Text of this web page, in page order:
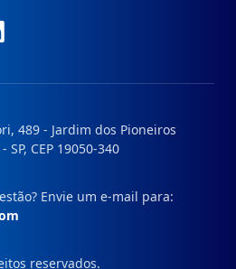
489 - Jardim dos Pioneiros
CEP 19050-340
Envie um e-mail para:
reservados.